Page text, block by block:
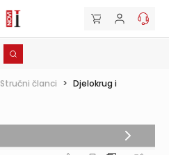
Stručni članci > Djelokrug i